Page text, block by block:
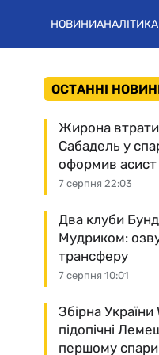
НОВИНИАНАЛІТИКА
ОСТАННІ
7 серпня 22:03
Жирона
Сабадель у
оформив асист
7 серпня 10:01
Два клуби
Мудриком:
трансферу
Збірна України
підопічні
першому